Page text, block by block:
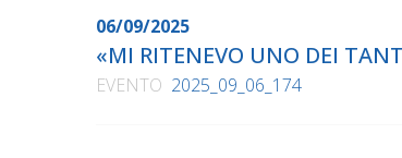
06/09/2025
«MI RITENEVO UNO DEI
EVENTO 2025_09_06_174